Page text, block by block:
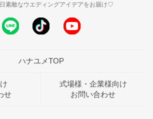
素敵なウエディングアイデアをお届け♡
ハナユメTOP
せ
式場様・企業様向け
お問い合わせ